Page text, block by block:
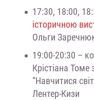
17:30, 18:00,
історичною
Ольги
19:00-20:30 –
Крістіана
“Навчитися
Лентер-Кизи